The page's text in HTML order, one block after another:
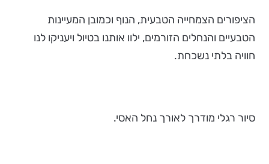
הציפורים הצמחייה הטבעית, הנוף וכמובן המעיינות
הטבעיים והנחלים הזורמים, ילוו אותנו בטיול ויעניקו לנו
חוויה בלתי נשכחת.
סיור רגלי מודרך לאורך נחל האסי.